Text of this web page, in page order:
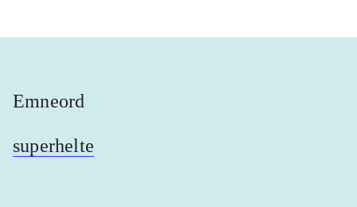
Emneord
superhelte